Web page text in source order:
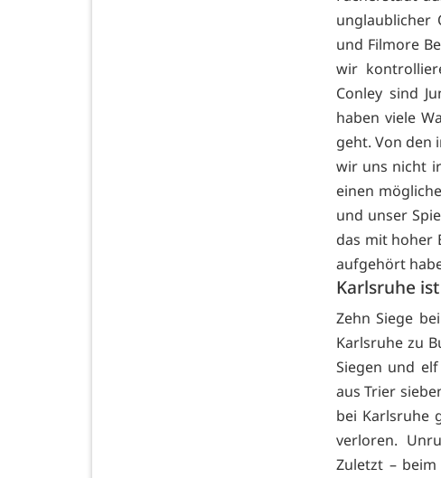
unglaublicher
und Filmore
wir
Conley sind
haben viele
geht. Von den
wir uns nicht
einen
und unser
das mit hoher
aufgehört
Karlsruhe
Zehn Siege
Karlsruhe zu
Siegen und
aus Trier
bei Karlsruhe
verloren.
Zuletzt –